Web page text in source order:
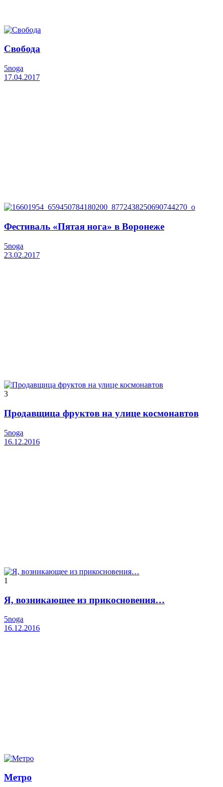
Свобода
5noga
17.04.2017
Фестиваль «Пятая нога» в Воронеже
5noga
23.02.2017
3
Продавщица фруктов на улице космонавтов
5noga
16.12.2016
1
Я, возникающее из прикосновения…
5noga
16.12.2016
Метро